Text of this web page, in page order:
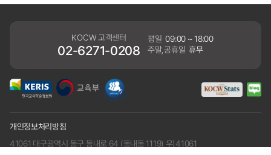
KOCW 고객센터
02-6271-0208
평일 09:00 ~ 18:00
주말,공휴일 휴무
개인정보처리방침
41061 대구광역시 동구 동내로 64 (동내동 1119) 우)41061